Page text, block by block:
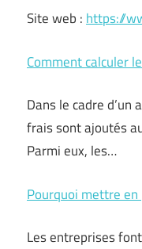
Site web : https://
Comment calculer
Dans le cadre d’un
frais sont ajoutés
Parmi eux, les…
Pourquoi mettre en
Les entreprises